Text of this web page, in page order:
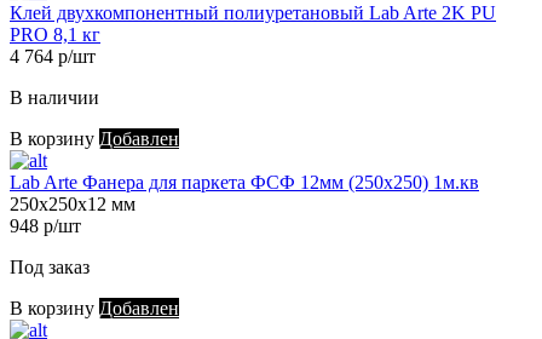
Клей двухкомпонентный полиуретановый Lab Arte 2K PU
PRO 8,1 кг
4 764 р/шт
В наличии
В корзину Добавлен
Lab Arte Фанера для паркета ФСФ 12мм (250х250) 1м.кв
250х250х12 мм
948 р/шт
Под заказ
В корзину Добавлен